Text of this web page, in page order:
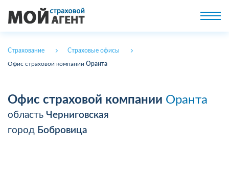
Страхование Страховые офисы
Офис страховой компании Оранта
Офис страховой компании Оранта
область Черниговская
город Бобровица